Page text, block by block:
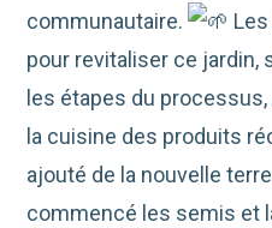
communautaire.
pour revitaliser ce jardin,
les étapes du
la cuisine des produits
ajouté de la nouvelle
commencé les semis et